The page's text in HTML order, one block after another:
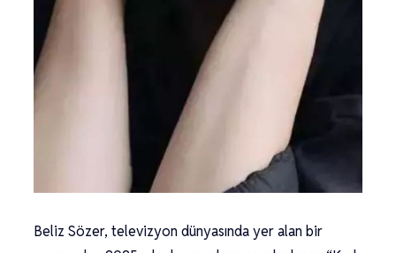
Beliz Sözer, televizyon dünyasında yer alan bir